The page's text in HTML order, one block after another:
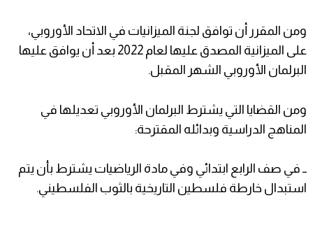
ومن المقرر أن توافق لجنة الميزانيات في الاتحاد الأوروبي،
على الميزانية المصدق عليها لعام 2022 بعد أن يوافق عليها
البرلمان الأوروبي الشهر المقبل.
ومن القضايا التي يشترط البرلمان الأوروبي تعديلها في
المناهج الدراسية وبدائله المقترحة:
ــ في صف الرابع ابتدائي وفي مادة الرياضيات يشترط بأن يتم
استبدال خارطة فلسطين التاريخية بالثوب الفلسطيني.